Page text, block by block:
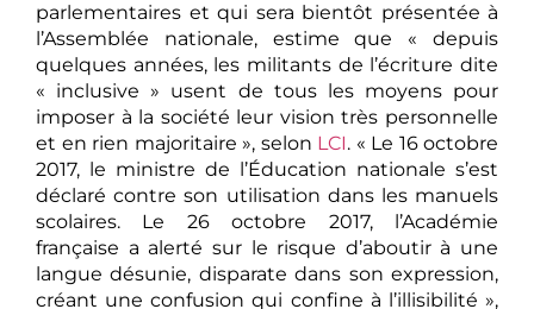
parlementaires et qui sera bientôt présentée à
l’Assemblée nationale, estime que « depuis
quelques années, les militants de l’écriture dite
« inclusive » usent de tous les moyens pour
imposer à la société leur vision très personnelle
et en rien majoritaire », selon LCI. « Le 16 octobre
2017, le ministre de l’Éducation nationale s’est
déclaré contre son utilisation dans les manuels
scolaires. Le 26 octobre 2017, l’Académie
française a alerté sur le risque d’aboutir à une
langue désunie, disparate dans son expression,
créant une confusion qui confine à l’illisibilité »,